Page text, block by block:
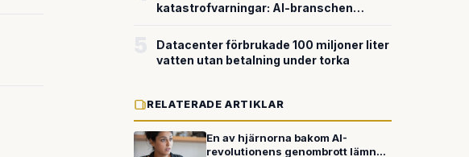
katastrofvarningar: AI-branschen
Datacenter förbrukade 100 miljoner liter
vatten utan betalning under torka
RELATERADE ARTIKLAR
En av hjärnorna bakom AI-
revolutionens genombrott lämnar